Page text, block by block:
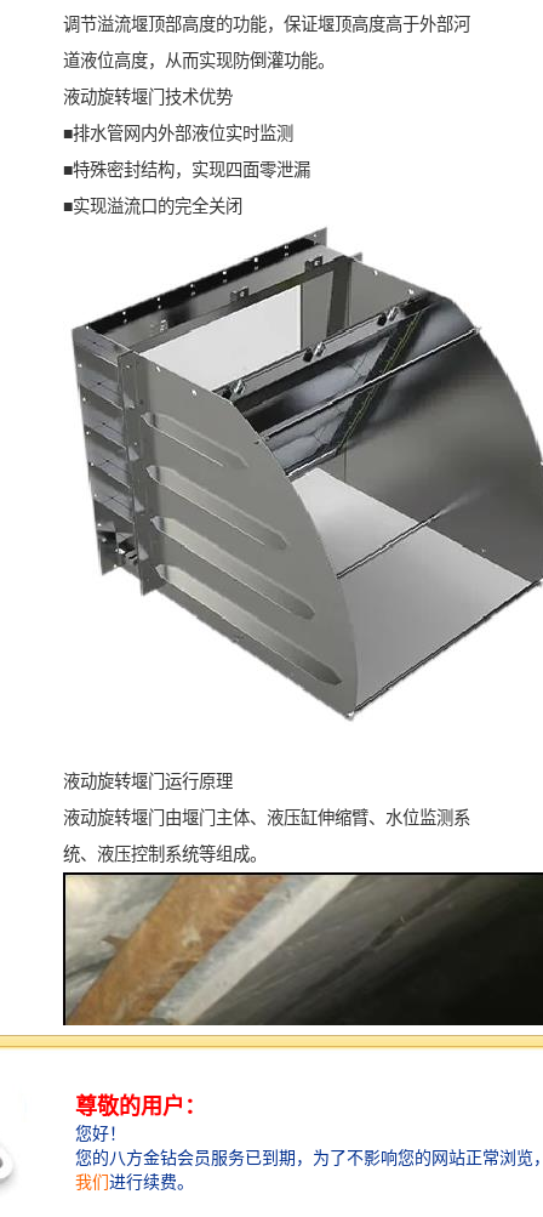
调节溢流堰顶部高度的功能，保证堰顶高度高于外部河
道液位高度，从而实现防倒灌功能。
液动旋转堰门技术优势
■排水管网内外部液位实时监测
■特殊密封结构，实现四面零泄漏
■实现溢流口的完全关闭
液动旋转堰门运行原理
液动旋转堰门由堰门主体、液压缸伸缩臂、水位监测系
统、液压控制系统等组成。